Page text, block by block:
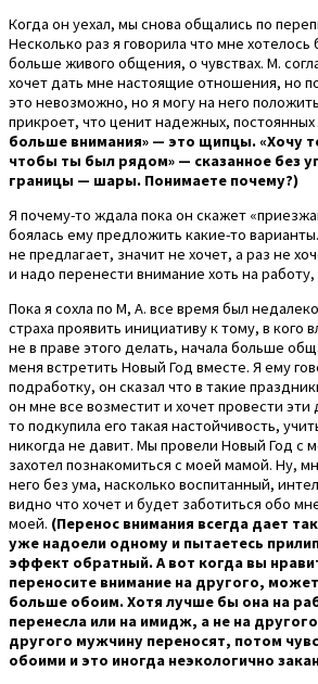
Когда он уехал, мы снова общались по
Несколько раз я говорила что мне
больше живого общения, о чувствах. М.
хочет дать мне настоящие отношения, но
это невозможно, но я могу на него
прикроет, что ценит надежных,
больше внимания» — это щипцы. «Хочу
чтобы ты был рядом» — сказанное без
границы — шары. Понимаете почему?)
Я почему-то ждала пока он скажет
боялась ему предложить какие-то
не предлагает, значит не хочет, а раз не
и надо перенести внимание хоть на работу,
Пока я сохла по М, А. все время был
страха проявить инициативу к тому, в кого
не в праве этого делать, начала больше
меня встретить Новый Год вместе. Я ему
подработку, он сказал что в такие
он мне все возместит и хочет провести
то подкупила его такая настойчивость,
никогда не давит. Мы провели Новый Год с
захотел познакомиться с моей мамой. Ну,
него без ума, насколько воспитанный,
видно что хочет и будет заботиться обо
моей. (Перенос внимания всегда дает
уже надоели одному и пытаетесь
эффект обратный. А вот когда вы
переносите внимание на другого,
больше обоим. Хотя лучше бы она на
перенесла или на имидж, а не на
другого мужчину переносят, потом
обоими и это иногда неэкологично